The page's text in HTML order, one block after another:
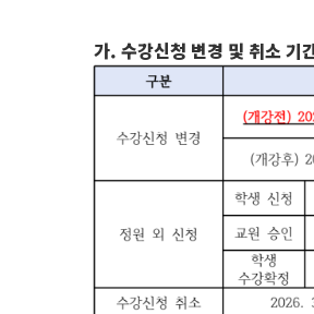
가. 수강신청 변경 및 취소 기